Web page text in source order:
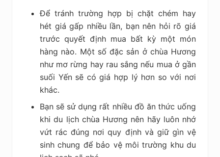
Để tránh trường hợp bị chặt chém hay
hét giá gấp nhiều lần, bạn nên hỏi rõ giá
trước quyết định mua bất kỳ một món
hàng nào. Một số đặc sản ở chùa Hương
như mơ rừng hay rau sắng nếu mua ở gần
suối Yến sẽ có giá hợp lý hơn so với nơi
khác.
Bạn sẽ sử dụng rất nhiều đồ ăn thức uống
khi du lịch chùa Hương nên hãy luôn nhớ
vứt rác đúng nơi quy định và giữ gìn vệ
sinh chung để bảo vệ môi trường khu du